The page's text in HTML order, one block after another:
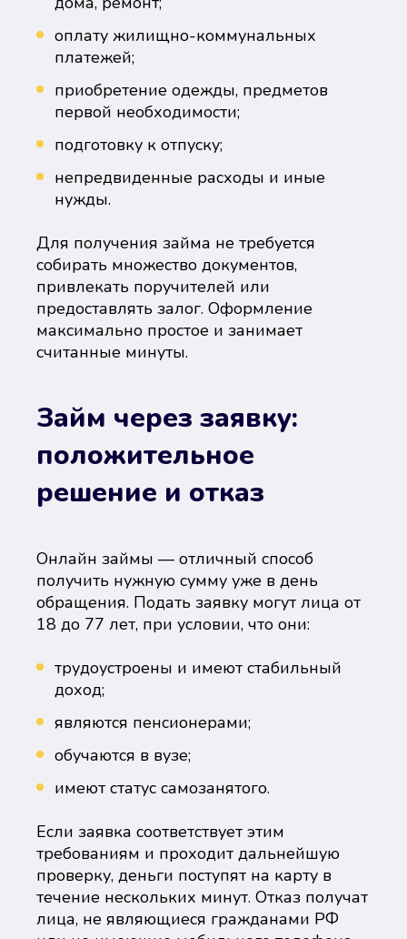
оплату жилищно-коммунальных
платежей;
приобретение одежды, предметов
первой необходимости;
подготовку к отпуску;
непредвиденные расходы и иные
нужды.
Для получения займа не требуется
собирать множество документов,
привлекать поручителей или
предоставлять залог. Оформление
максимально простое и занимает
считанные минуты.
Займ через заявку:
положительное
решение и отказ
Онлайн займы — отличный способ
получить нужную сумму уже в день
обращения. Подать заявку могут лица от
18 до 77 лет, при условии, что они:
трудоустроены и имеют стабильный
доход;
являются пенсионерами;
обучаются в вузе;
имеют статус самозанятого.
Если заявка соответствует этим
требованиям и проходит дальнейшую
проверку, деньги поступят на карту в
течение нескольких минут. Отказ получат
лица, не являющиеся гражданами РФ